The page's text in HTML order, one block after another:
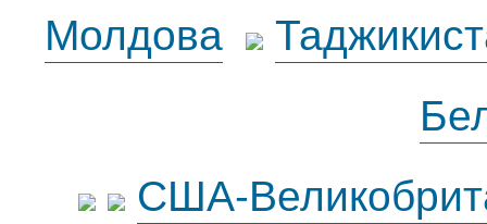
Молдова
США-